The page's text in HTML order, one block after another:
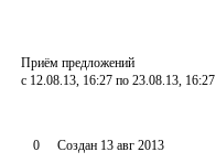
Приём предложений
с 12.08.13, 16:27 по 23.08.13, 16:27
0 Создан 13 авг 2013